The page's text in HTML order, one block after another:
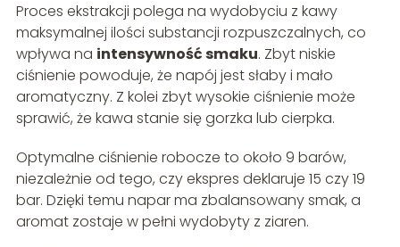
Proces ekstrakcji polega na wydobyciu z kawy
maksymalnej ilości substancji rozpuszczalnych, co
wpływa na intensywność smaku. Zbyt niskie
ciśnienie powoduje, że napój jest słaby i mało
aromatyczny. Z kolei zbyt wysokie ciśnienie może
sprawić, że kawa stanie się gorzka lub cierpka.
Optymalne ciśnienie robocze to około 9 barów,
niezależnie od tego, czy ekspres deklaruje 15 czy 19
bar. Dzięki temu napar ma zbalansowany smak, a
aromat zostaje w pełni wydobyty z ziaren.